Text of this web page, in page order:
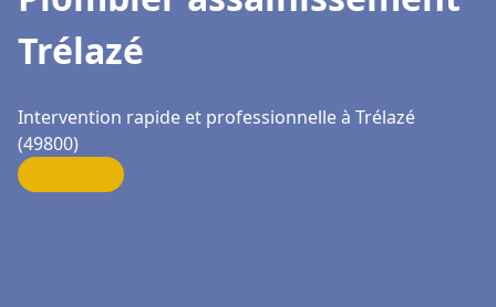
Trélazé
Intervention rapide et professionnelle à Trélazé
(49800)